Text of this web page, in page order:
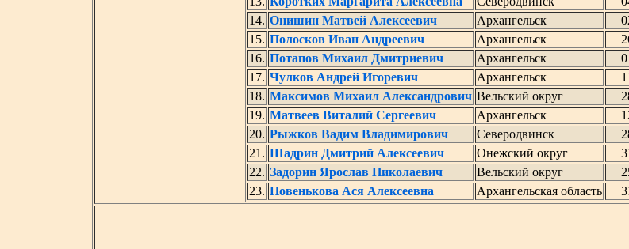
14. Онишин Матвей Алексеевич Архангельск
15. Полосков Иван Андреевич Архангельск
16. Потапов Михаил Дмитриевич Архангельск
17. Чулков Андрей Игоревич Архангельск
18. Максимов Михаил Александрович Вельский округ
19. Матвеев Виталий Сергеевич Архангельск
20. Рыжков Вадим Владимирович Северодвинск
21. Шадрин Дмитрий Алексеевич Онежский округ
22. Задорин Ярослав Николаевич Вельский округ
23. Новенькова Ася Алексеевна Архангельская область